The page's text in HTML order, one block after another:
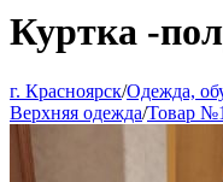
Куртка -
г. Красноярск/Одежда,
Верхняя одежда/Товар